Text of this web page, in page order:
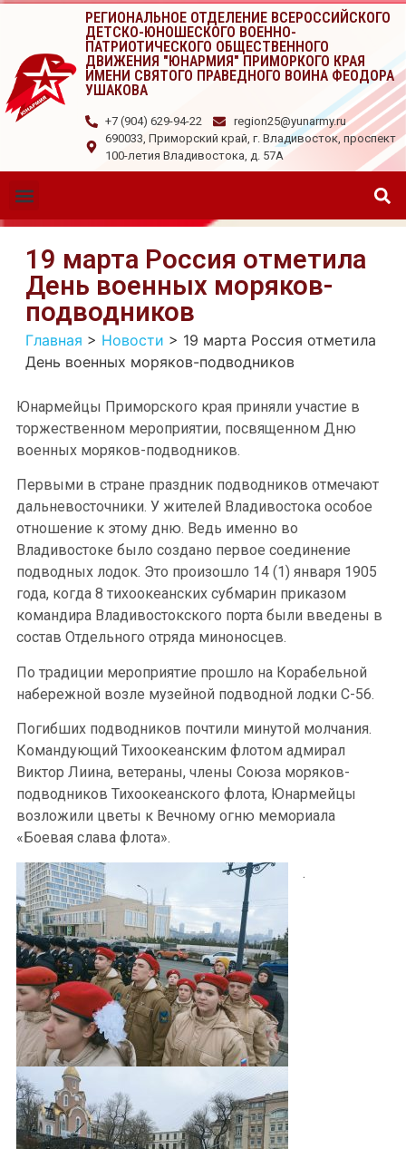
РЕГИОНАЛЬНОЕ ОТДЕЛЕНИЕ ВСЕРОССИЙСКОГО
ДЕТСКО-ЮНОШЕСКОГО ВОЕННО-
ПАТРИОТИЧЕСКОГО ОБЩЕСТВЕННОГО
ДВИЖЕНИЯ "ЮНАРМИЯ" ПРИМОРКОГО КРАЯ
ИМЕНИ СВЯТОГО ПРАВЕДНОГО ВОИНА ФЕОДОРА
УШАКОВА
+7 (904) 629-94-22
region25@yunarmy.ru
690033, Приморский край, г. Владивосток, проспект
100-летия Владивостока, д. 57А
19 марта Россия отметила
День военных моряков-
подводников
Главная > Новости > 19 марта Россия отметила
День военных моряков-подводников
Юнармейцы Приморского края приняли участие в
торжественном мероприятии, посвященном Дню
военных моряков-подводников.
Первыми в стране праздник подводников отмечают
дальневосточники. У жителей Владивостока особое
отношение к этому дню. Ведь именно во
Владивостоке было создано первое соединение
подводных лодок. Это произошло 14 (1) января 1905
года, когда 8 тихоокеанских субмарин приказом
командира Владивостокского порта были введены в
состав Отдельного отряда миноносцев.
По традиции мероприятие прошло на Корабельной
набережной возле музейной подводной лодки С-56.
Погибших подводников почтили минутой молчания.
Командующий Тихоокеанским флотом адмирал
Виктор Лиина, ветераны, члены Союза моряков-
подводников Тихоокеанского флота, Юнармейцы
возложили цветы к Вечному огню мемориала
«Боевая слава флота».
.